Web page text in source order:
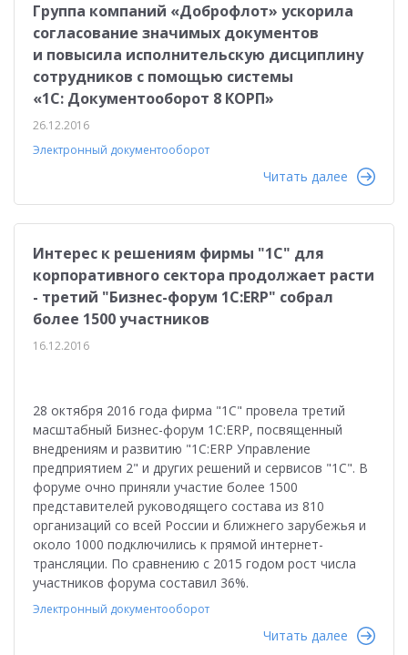
Группа компаний «Доброфлот» ускорила
согласование значимых документов
и повысила исполнительскую дисциплину
сотрудников с помощью системы
«1С: Документооборот 8 КОРП»
26.12.2016
Электронный документооборот
Читать далее
Интерес к решениям фирмы "1С" для
корпоративного сектора продолжает расти
- третий "Бизнес-форум 1С:ERP" собрал
более 1500 участников
16.12.2016
28 октября 2016 года фирма "1С" провела третий
масштабный Бизнес-форум 1С:ERP, посвященный
внедрениям и развитию "1С:ERP Управление
предприятием 2" и других решений и сервисов "1С". В
форуме очно приняли участие более 1500
представителей руководящего состава из 810
организаций со всей России и ближнего зарубежья и
около 1000 подключились к прямой интернет-
трансляции. По сравнению с 2015 годом рост числа
участников форума составил 36%.
Электронный документооборот
Читать далее